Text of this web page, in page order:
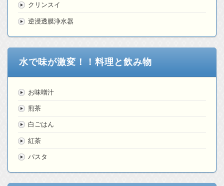
クリンスイ
逆浸透膜浄水器
水で味が激変！！料理と飲み物
お味噌汁
煎茶
白ごはん
紅茶
パスタ